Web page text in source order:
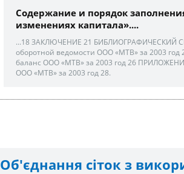
Содержание и порядок
изменениях капитала»....
...18 ЗАКЛЮЧЕНИЕ 21 БИБЛИОГРАФИЧЕСКИЙ
оборотной ведомости ООО «МТВ» за 2003
баланс ООО «МТВ» за 2003 год 26
ООО «МТВ» за 2003 год 28.
Об'єднання сіток з